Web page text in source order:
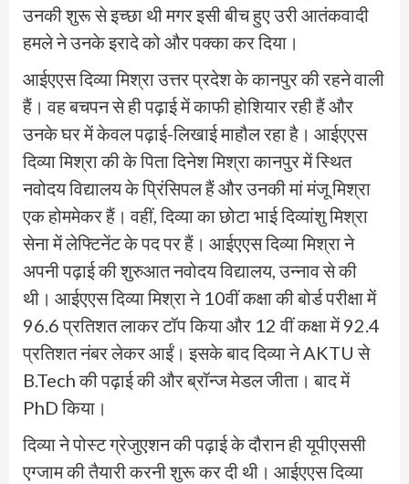
उनकी शुरू से इच्छा थी मगर इसी बीच हुए उरी आतंकवादी
हमले ने उनके इरादे को और पक्का कर दिया।
आईएएस दिव्या मिश्रा उत्तर प्रदेश के कानपुर की रहने वाली
हैं। वह बचपन से ही पढ़ाई में काफी होशियार रही हैं और
उनके घर में केवल पढ़ाई-लिखाई माहौल रहा है। आईएएस
दिव्या मिश्रा की के पिता दिनेश मिश्रा कानपुर में स्थित
नवोदय विद्यालय के प्रिंसिपल हैं और उनकी मां मंजू मिश्रा
एक होममेकर हैं। वहीं, दिव्या का छोटा भाई दिव्यांशु मिश्रा
सेना में लेफ्टिनेंट के पद पर हैं। आईएएस दिव्या मिश्रा ने
अपनी पढ़ाई की शुरुआत नवोदय विद्यालय, उन्नाव से की
थी। आईएएस दिव्या मिश्रा ने 10वीं कक्षा की बोर्ड परीक्षा में
96.6 प्रतिशत लाकर टॉप किया और 12 वीं कक्षा में 92.4
प्रतिशत नंबर लेकर आईं। इसके बाद दिव्या ने AKTU से
B.Tech की पढ़ाई की और ब्रॉन्ज मेडल जीता। बाद में
PhD किया।
दिव्या ने पोस्ट ग्रेजुएशन की पढ़ाई के दौरान ही यूपीएससी
एग्जाम की तैयारी करनी शुरू कर दी थी। आईएएस दिव्या